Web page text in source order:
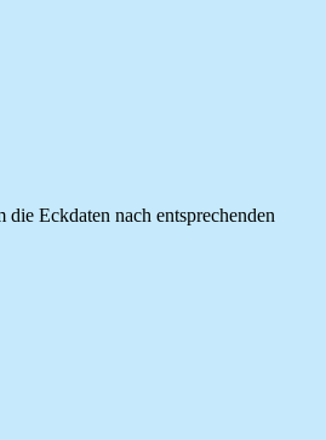
Eckdaten nach entsprechenden